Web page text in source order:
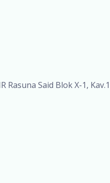
Rasuna Said Blok X-1,